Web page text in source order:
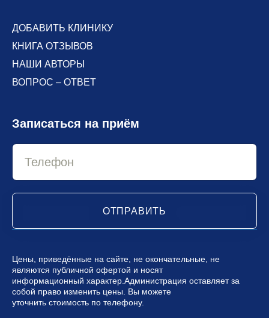
ДОБАВИТЬ КЛИНИКУ
КНИГА ОТЗЫВОВ
НАШИ АВТОРЫ
ВОПРОС – ОТВЕТ
Записаться на приём
ОТПРАВИТЬ
Цены, приведённые на сайте, не окончательные, не
являются публичной офертой и носят
информационный характер.Администрация оставляет за
собой право изменить цены. Вы можете
уточнить стоимость по телефону.